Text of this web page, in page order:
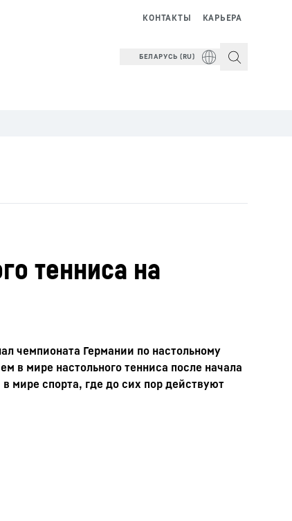
КАРЬЕРА
КОНТАКТЫ
БЕЛАРУСЬ (RU)
тенниса на
чемпионата Германии по настольному
в мире настольного тенниса после начала
мире спорта, где до сих пор действуют